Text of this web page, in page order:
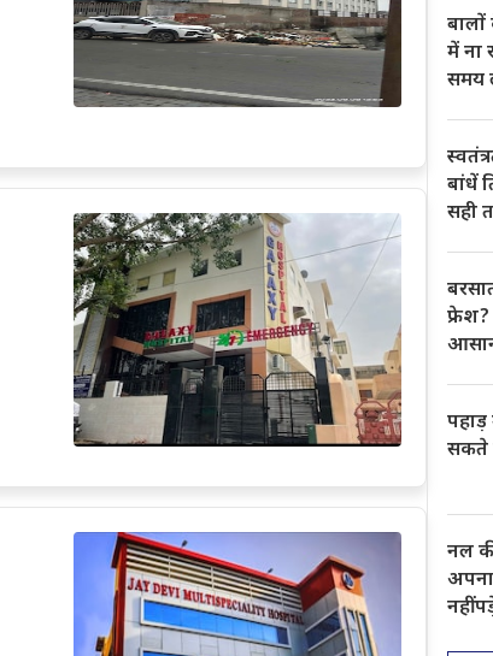
में ना
समय
बांधें
सही
पहाड़
सकते
नल
नहीं